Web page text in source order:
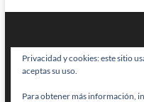
BRAINSTOMPING| Diseñado
Privacidad y cookies: este sitio
aceptas su uso.
Para obtener más información,